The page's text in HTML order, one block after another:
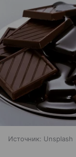
Источник: Unsplash